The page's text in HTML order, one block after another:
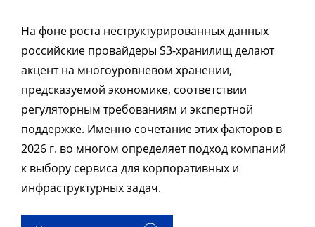
На фоне роста неструктурированных данных
российские провайдеры S3-хранилищ делают
акцент на многоуровневом хранении,
предсказуемой экономике, соответствии
регуляторным требованиям и экспертной
поддержке. Именно сочетание этих факторов в
2026 г. во многом определяет подход компаний
к выбору сервиса для корпоративных и
инфраструктурных задач.